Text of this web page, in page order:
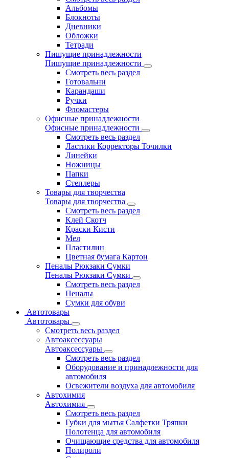
Альбомы
Блокноты
Дневники
Обложки
Тетради
Пишущие принадлежности
Пишущие принадлежности
Смотреть весь раздел
Готовальни
Карандаши
Ручки
Фломастеры
Офисные принадлежности
Офисные принадлежности
Смотреть весь раздел
Ластики Корректоры Точилки
Линейки
Ножницы
Папки
Степлеры
Товары для творчества
Товары для творчества
Смотреть весь раздел
Клей Скотч
Краски Кисти
Мел
Пластилин
Цветная бумага Картон
Пеналы Рюкзаки Сумки
Пеналы Рюкзаки Сумки
Смотреть весь раздел
Пеналы
Сумки для обуви
Автотовары
Автотовары
Смотреть весь раздел
Автоаксессуары
Автоаксессуары
Смотреть весь раздел
Оборудование и принадлежности для
автомобиля
Освежители воздуха для автомобиля
Автохимия
Автохимия
Смотреть весь раздел
Губки для мытья Салфетки Тряпки
Полотенца для автомобиля
Очищающие средства для автомобиля
Полироли